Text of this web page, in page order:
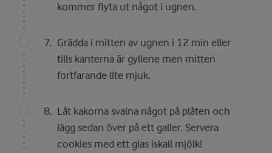
kommer flyta ut något i ugnen.
Grädda i mitten av ugnen i 12 min eller
tills kanterna är gyllene men mitten
fortfarande lite mjuk.
Låt kakorna svalna något på plåten och
lägg sedan över på ett galler. Servera
cookies med ett glas iskall mjölk!